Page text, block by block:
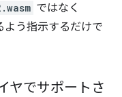
ではなく
よう指示するだけで
ヤでサポートさ